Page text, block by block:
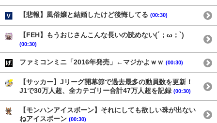
【悲報】風俗嬢と結婚したけど後悔してる (00:30)
【FEH】もうおじさんこんな長いの読めない(´；ω；`)
(00:30)
ファミコンミニ「2016年発売」←マジかよｗｗ (00:30)
【サッカー】Jリーグ開幕節で過去最多の動員数を更新！
J1で30万人超、全カテゴリー合計47万人超を記録 (00:30)
【モンハンアイスボーン】それにしても欲しい珠が出ない
ねアイスボーン (00:30)